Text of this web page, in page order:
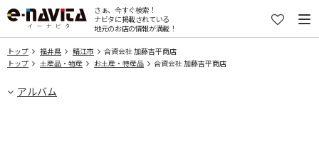
さぁ、今すぐ検索！
ナビタに掲載されている
地元のお店の情報が満載！
トップ 福井県 鯖江市
合資会社 加藤吉平商店
トップ
土産品・物産 お土産・特産品 合資会社 加藤吉平商店
アルバム